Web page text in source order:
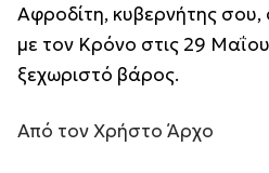
Αφροδίτη, κυβερνήτης σου,
με τον Κρόνο στις 29
ξεχωριστό βάρος.
Από τον Χρήστο Άρχο